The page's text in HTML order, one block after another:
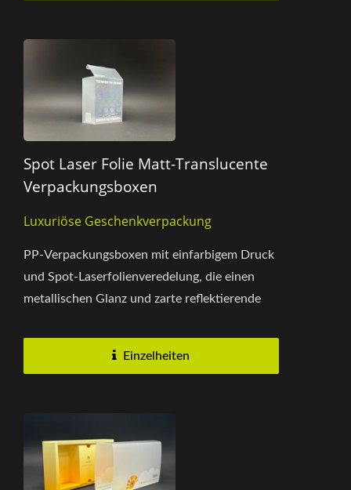
Spot Laser Folie Matt-Translucente
Verpackungsboxen
Luxuriöse Geschenkverpackung
PP-Verpackungsboxen mit einfarbigem Druck
und Spot-Laserfolienveredelung, die einen
metallischen Glanz und zarte reflektierende
Einzelheiten